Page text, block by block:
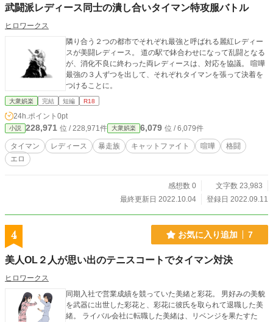
武闘派レディース同士の潰し合いタイマン特攻服バトル
ヒロワークス
隣り合う２つの都市でそれぞれ最強と呼ばれる麗紅レディー
スが美闘レディース。 道の駅で鉢合わせになって乱闘となる
が、消化不良に終わった両レディースは、対応を協議。 喧嘩
最強の３人ずつを出して、それぞれタイマンを張って決着を
つけることに。
大衆娯楽 完結 短編 R18
24h.ポイント 0pt
小説 228,971 位 / 228,971件 大衆娯楽 6,079 位 / 6,079件
タイマン レディース 暴走族 キャットファイト 喧嘩
格闘
エロ
感想数 0
文字数 23,983
最終更新日 2022.10.04
登録日 2022.09.11
4 お気に入り追加 7
美人OL２人が思い出のテニスコートでタイマン対決
ヒロワークス
同期入社で営業成績を競っていた美緒と彩花。 男好みの美貌
を武器に出世した彩花と、彩花に彼氏を取られて退職した美
緒。 ライバル会社に転職した美緒は、リベンジを果たすた